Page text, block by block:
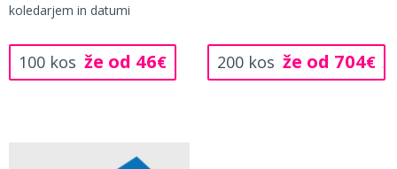
koledarjem in datumi
100 kos že od 46€ 200 kos že od 704€